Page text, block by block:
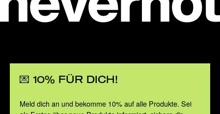
💌 10% FÜR DICH!
Meld dich an und bekomme 10% auf alle Produkte. Sei